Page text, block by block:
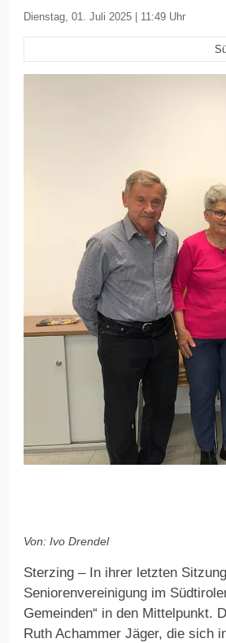
Dienstag, 01. Juli 2025 | 11:49 Uhr
Von: Ivo Drendel
Sterzing – In ihrer letzten
Seniorenvereinigung im
Gemeinden“ in den Mittelpunkt.
Ruth Achammer Jäger, die sich